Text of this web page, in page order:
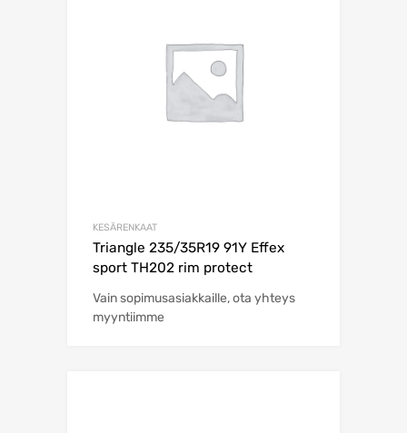
KESÄRENKAAT
Triangle 235/35R19 91Y Effex
sport TH202 rim protect
Vain sopimusasiakkaille, ota yhteys
myyntiimme